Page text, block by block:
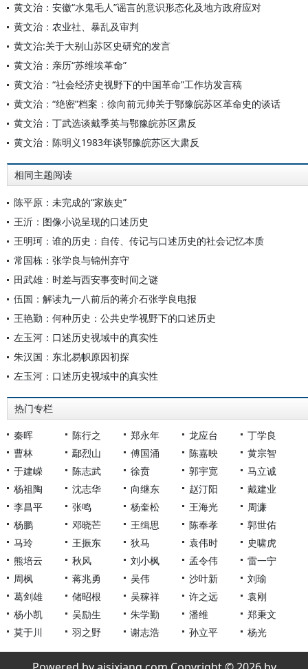
黄文治：安徽“水鬼毛人”谣言的意识形态化及地方政府应对
黄文治：农业社、暴乱及审判
黄文治:关于大别山苏区史研究的发言
黄文治：亲历“苏维埃革命”
黄文治：“社会经济史视野下的中国革命”工作坊发言稿
黄文治：“绝密”档案：徐向前元帅关于鄂豫皖苏区革命史的谈话
黄文治：丁武选谈戴季英与鄂豫皖苏区肃反
黄文治：陈明义1983年谈鄂豫皖苏区大肃反
相同主题阅读
陈平原：未完成的“家族史”
王沂：图像小说呈现的口述历史
王明珂：谁的历史：自传、传记与口述历史的社会记忆本质
常国栋：张学良与锦州弃守
田武雄：时差与西安事变时间之谜
伍国：解读九一八前后的蒋介石张学良电报
王艳勤：何种历史：公共史学视野下的口述历史
左玉河：口述历史视域中的真实性
朱汉国：东北易帜原因初探
左玉河：口述历史视域中的真实性
热门专栏
秦晖 陈行之 郑永年 龙应台
丁学良
曹林
鄢烈山 傅国涌 陈嘉映
黄宗智
于建嵘
陈志武 徐贲 郭宇宽
马立诚
杨祖陶
沈志华 向继东 赵汀阳
戴建业
李昌平
张鸣 杨奎松 王海光
周濂
杨鹏
邓晓芒 王缉思 陈奉孝
郭世佑
马玲
王振东 狄马 袁伟时
史啸虎
熊培云
秋风 刘小枫 孟令伟
雷一宁
周枫
蒋兆勇 吴伟 沙叶新
刘瑜
葛剑雄
储昭根 吴稼祥 许之远
袁刚
杨小凯
吴励生 朱学勤 潘维
郑秉文
莫于川
羽之野 谢志浩 孙立平 杨光